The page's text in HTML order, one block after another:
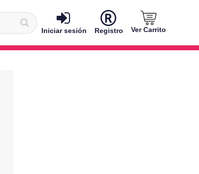
Iniciar sesión Registro Ver Carrito